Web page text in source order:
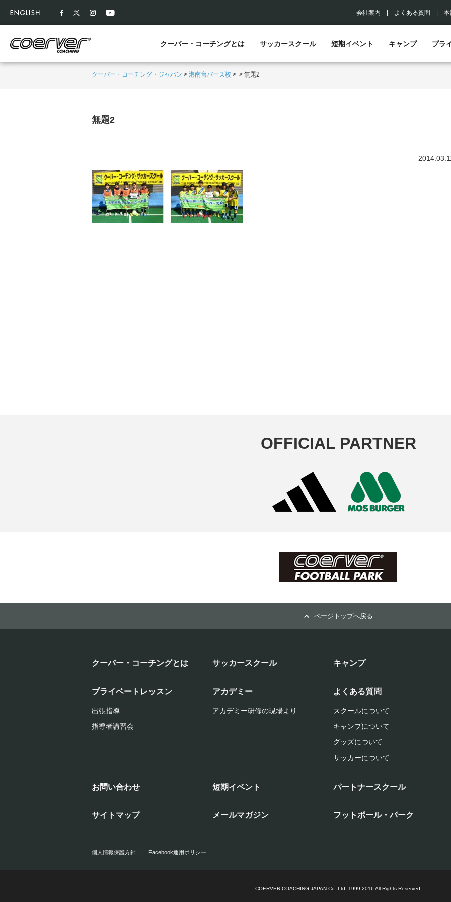
会社案内 よくある質問
クーバー・コーチングとは サッカースクール 短期イベント キャンプ プラ
クーバー・コーチング・ジャパン > 港南台バーズ校 > > 無題2
無題2
OFFICIAL PARTNER
ページトップへ戻る
クーバー・コーチングとは サッカースクール キャンプ
プライベートレッスン
出張指導
指導者講習会
アカデミー
アカデミー研修の現場より
よくある質問
スクールについて
キャンプについて
グッズについて
サッカーについて
お問い合わせ 短期イベント パートナースクール
サイトマップ メールマガジン フットボール・パーク
個人情報保護方針 | Facebook運用ポリシー
COERVER COACHING JAPAN Co.,Ltd. 1999-2016 All Rights Reserved.